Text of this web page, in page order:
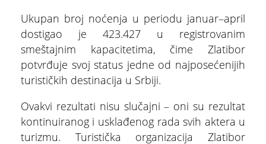
Ukupan broj noćenja u periodu januar–april
dostigao je 423.427 u registrovanim
smeštajnim kapacitetima, čime Zlatibor
potvrđuje svoj status jedne od najposećenijih
turističkih destinacija u Srbiji.
Ovakvi rezultati nisu slučajni – oni su rezultat
kontinuiranog i usklađenog rada svih aktera u
turizmu. Turistička organizacija Zlatibor